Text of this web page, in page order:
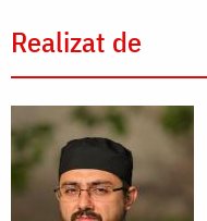
Realizat de